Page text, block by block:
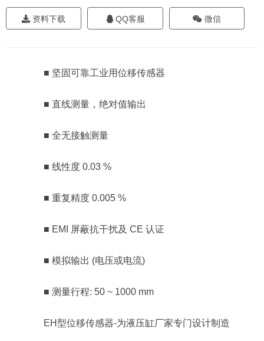
资料下载 QQ客服 微信
■ 坚固可靠工业用位移传感器
■ 直线测量，绝对值输出
■ 全无接触测量
■ 线性度 0.03 %
■ 重复精度 0.005 %
■ EMI 屏蔽抗干扰及 CE 认证
■ 模拟输出 (电压或电流)
■ 测量行程: 50 ~ 1000 mm
EH型位移传感器-为液压缸厂家专门设计制造